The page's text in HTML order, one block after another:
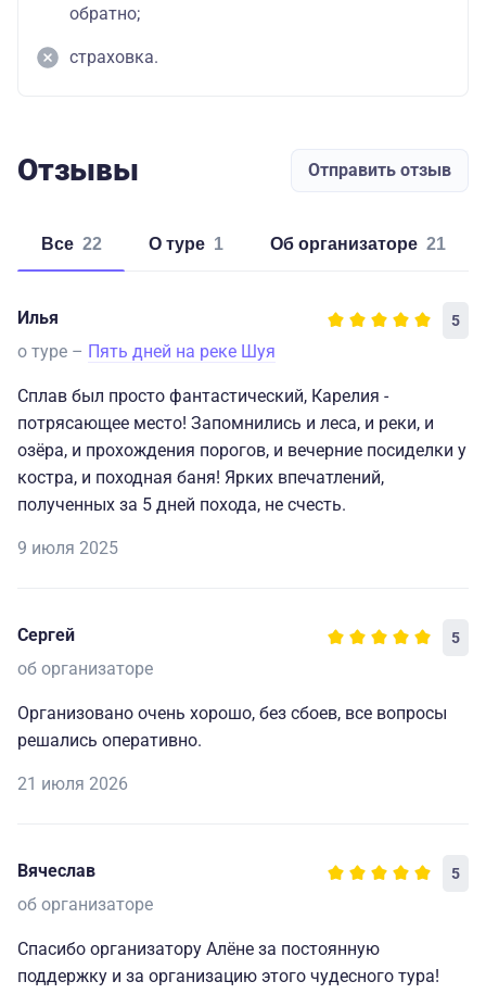
обратно;
страховка.
Отзывы Отправить отзыв
Все 22 о туре 1 об организаторе 21
Илья 5
о туре – Пять дней на реке Шуя
Сплав был просто фантастический, Карелия -
потрясающее место! Запомнились и леса, и реки, и
озёра, и прохождения порогов, и вечерние посиделки у
костра, и походная баня! Ярких впечатлений,
полученных за 5 дней похода, не счесть.
9 июля 2025
Сергей 5
об организаторе
Организовано очень хорошо, без сбоев, все вопросы
решались оперативно.
21 июля 2026
Вячеслав 5
об организаторе
Спасибо организатору Алёне за постоянную
поддержку и за организацию этого чудесного тура!